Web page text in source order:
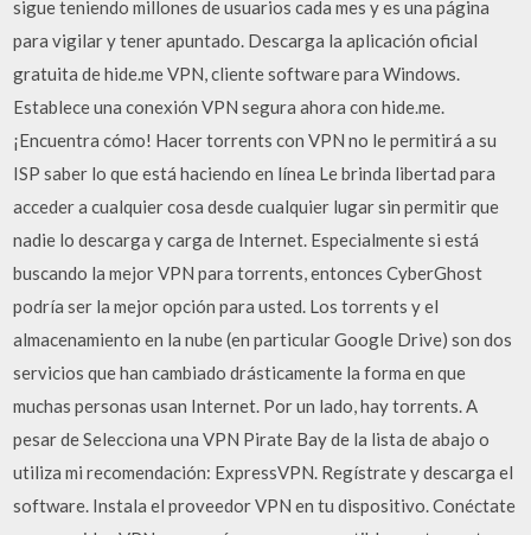
sigue teniendo millones de usuarios cada mes y es una página
para vigilar y tener apuntado. Descarga la aplicación oficial
gratuita de hide.me VPN, cliente software para Windows.
Establece una conexión VPN segura ahora con hide.me.
¡Encuentra cómo! Hacer torrents con VPN no le permitirá a su
ISP saber lo que está haciendo en línea Le brinda libertad para
acceder a cualquier cosa desde cualquier lugar sin permitir que
nadie lo descarga y carga de Internet. Especialmente si está
buscando la mejor VPN para torrents, entonces CyberGhost
podría ser la mejor opción para usted. Los torrents y el
almacenamiento en la nube (en particular Google Drive) son dos
servicios que han cambiado drásticamente la forma en que
muchas personas usan Internet. Por un lado, hay torrents. A
pesar de Selecciona una VPN Pirate Bay de la lista de abajo o
utiliza mi recomendación: ExpressVPN. Regístrate y descarga el
software. Instala el proveedor VPN en tu dispositivo. Conéctate